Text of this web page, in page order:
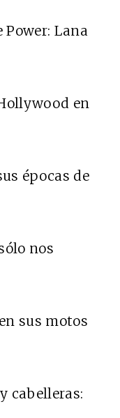
Lana
en
épocas de
nos
sus motos
cabelleras: